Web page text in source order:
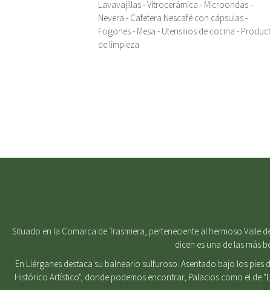
Lavavajillas - Vitrocerámica - Microondas -
Nevera - Cafetera Nescafé con cápsulas -
Fogones - Mesa - Utensilios de cocina -
de limpieza
Situado en la Comarca de Trasmiera, perteneciente al hermoso Valle
dicen es una de las más
En Liérganes destaca su balneario sulfuroso. Asentado bajo los
Histórico Artístico", donde podemos encontrar, Palacios como el de